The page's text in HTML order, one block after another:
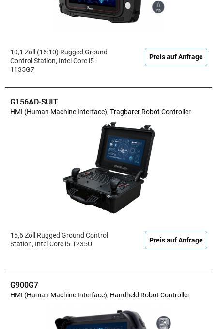
10,1 Zoll (16:10) Rugged Ground
Control Station, Intel Core i5-
1135G7
Preis auf Anfrage
G156AD-SUIT
HMI (Human Machine Interface), Tragbarer Robot Controller
15,6 Zoll Rugged Ground Control
Station, Intel Core i5-1235U
Preis auf Anfrage
G900G7
HMI (Human Machine Interface), Handheld Robot Controller